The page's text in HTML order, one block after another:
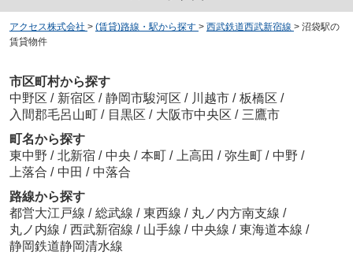
アクセス株式会社 > (賃貸)路線・駅から探す > 西武鉄道西武新宿線 > 沼袋駅の
賃貸物件
市区町村から探す
中野区 / 新宿区 / 静岡市駿河区 / 川越市 / 板橋区 /
入間郡毛呂山町 / 目黒区 / 大阪市中央区 / 三鷹市
町名から探す
東中野 / 北新宿 / 中央 / 本町 / 上高田 / 弥生町 / 中野 /
上落合 / 中田 / 中落合
路線から探す
都営大江戸線 / 総武線 / 東西線 / 丸ノ内方南支線 /
丸ノ内線 / 西武新宿線 / 山手線 / 中央線 / 東海道本線 /
静岡鉄道静岡清水線